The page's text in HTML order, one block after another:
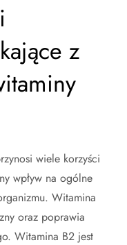
z
wiele korzyści
wpływ na ogólne
Witamina
oraz poprawia
Witamina B2 jest